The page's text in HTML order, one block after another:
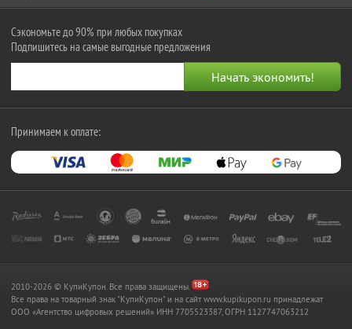
Сэкономьте до 90% при любых покупках
Подпишитесь на самые выгодные предложения
Принимаем к оплате:
2010-2026 © КупиКупон. Все права защищены.
Все права на товарный знак "КупиКупон" и на сайт www.kupikupon.ru принадлежат
OOO «Агентство цифровых решений» ИНН 7705523387, ОГРН 1127747063212